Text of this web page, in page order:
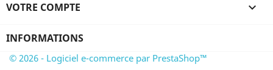
VOTRE COMPTE 
INFORMATIONS
© 2026 - Logiciel e-commerce par PrestaShop™